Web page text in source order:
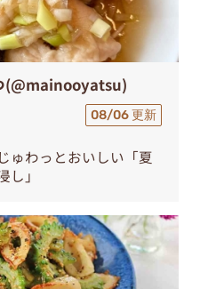
(@mainooyatsu)
08/06 更新
ゅわっとおいしい「夏
」